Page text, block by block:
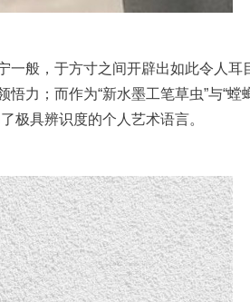
一般，于方寸之间开辟出如此令人耳
力；而作为“新水墨工笔草虫”与“螳
极具辨识度的个人艺术语言。